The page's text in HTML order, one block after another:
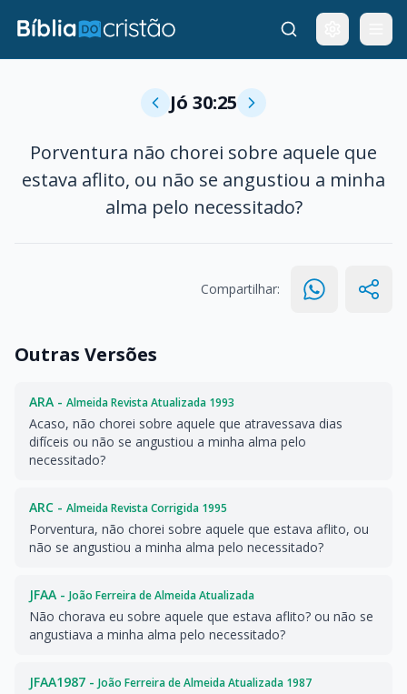
Jó 30:25
Porventura não chorei sobre aquele que
estava aflito, ou não se angustiou a minha
alma pelo necessitado?
Compartilhar:
Outras Versões
ARA - Almeida Revista Atualizada 1993
Acaso, não chorei sobre aquele que atravessava dias
difíceis ou não se angustiou a minha alma pelo
necessitado?
ARC - Almeida Revista Corrigida 1995
Porventura, não chorei sobre aquele que estava aflito, ou
não se angustiou a minha alma pelo necessitado?
JFAA - João Ferreira de Almeida Atualizada
Não chorava eu sobre aquele que estava aflito? ou não se
angustiava a minha alma pelo necessitado?
JFAA1987 - João Ferreira de Almeida Atualizada 1987